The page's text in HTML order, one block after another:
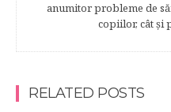
anumitor probleme de
copiilor, cât şi
RELATED POSTS